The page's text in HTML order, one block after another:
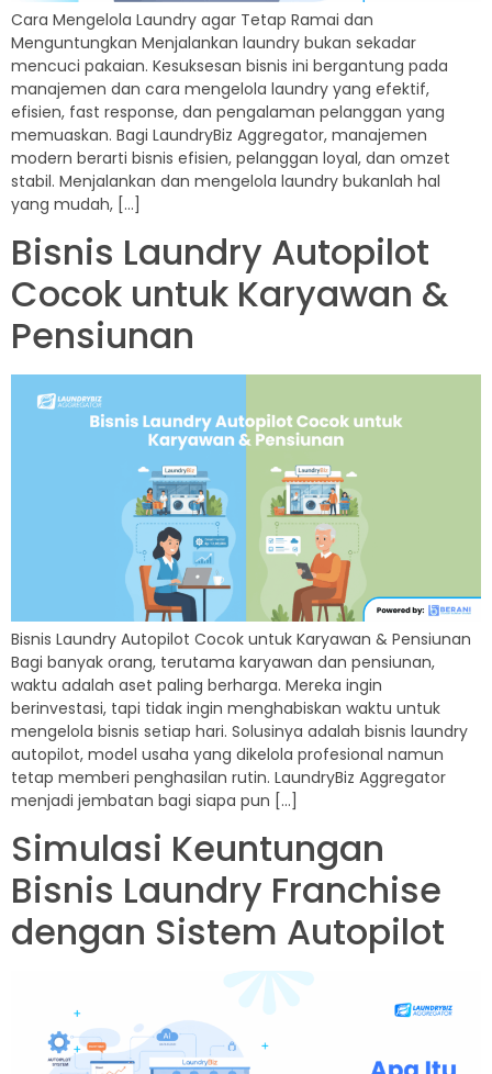
Cara Mengelola Laundry agar Tetap Ramai dan
Menguntungkan Menjalankan laundry bukan sekadar
mencuci pakaian. Kesuksesan bisnis ini bergantung pada
manajemen dan cara mengelola laundry yang efektif,
efisien, fast response, dan pengalaman pelanggan yang
memuaskan. Bagi LaundryBiz Aggregator, manajemen
modern berarti bisnis efisien, pelanggan loyal, dan omzet
stabil. Menjalankan dan mengelola laundry bukanlah hal
yang mudah, […]
Bisnis Laundry Autopilot
Cocok untuk Karyawan &
Pensiunan
Bisnis Laundry Autopilot Cocok untuk Karyawan & Pensiunan
Bagi banyak orang, terutama karyawan dan pensiunan,
waktu adalah aset paling berharga. Mereka ingin
berinvestasi, tapi tidak ingin menghabiskan waktu untuk
mengelola bisnis setiap hari. Solusinya adalah bisnis laundry
autopilot, model usaha yang dikelola profesional namun
tetap memberi penghasilan rutin. LaundryBiz Aggregator
menjadi jembatan bagi siapa pun […]
Simulasi Keuntungan
Bisnis Laundry Franchise
dengan Sistem Autopilot